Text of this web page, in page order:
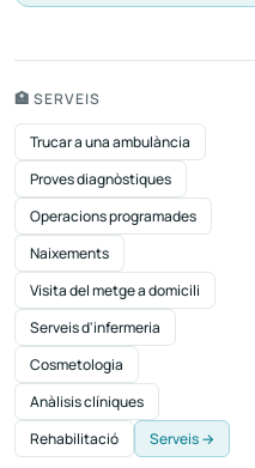
🏥 SERVEIS
Trucar a una ambulància
Proves diagnòstiques
Operacions programades
Naixements
Visita del metge a domicili
Serveis d'infermeria
Cosmetologia
Anàlisis clíniques
Rehabilitació
Serveis →